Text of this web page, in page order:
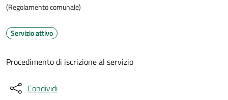
(Regolamento comunale)
Servizio attivo
Procedimento di iscrizione al servizio
Condividi